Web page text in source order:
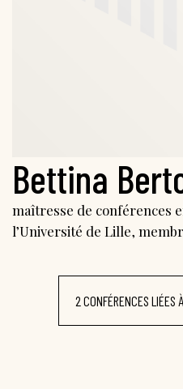
Bettina
maîtresse de conférences
l’Université de Lille,
2 CONFÉRENCES LIÉES